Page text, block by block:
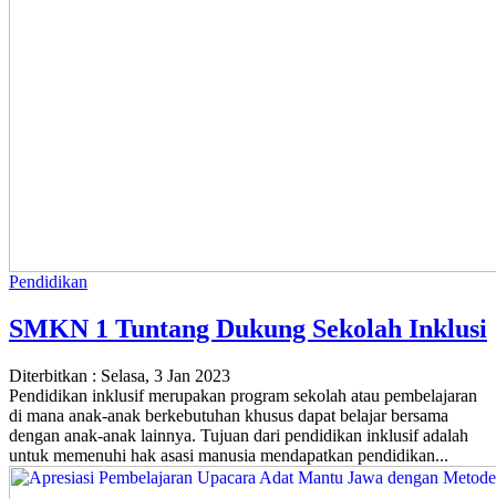
Pendidikan
SMKN 1 Tuntang Dukung Sekolah Inklusi
Diterbitkan : Selasa, 3 Jan 2023
Pendidikan inklusif merupakan program sekolah atau pembelajaran
di mana anak-anak berkebutuhan khusus dapat belajar bersama
dengan anak-anak lainnya. Tujuan dari pendidikan inklusif adalah
untuk memenuhi hak asasi manusia mendapatkan pendidikan...